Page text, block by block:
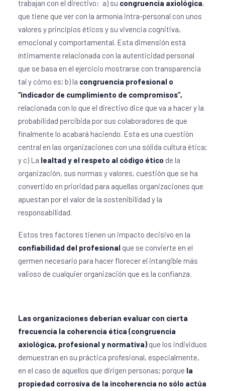
trabajan con el directivo: a) su congruencia axiológica,
que tiene que ver con la armonía intra-personal con unos
valores y principios éticos y su vivencia cognitiva,
emocional y comportamental. Esta dimensión está
íntimamente relacionada con la autenticidad personal
que se basa en el ejercicio mostrarse con transparencia
tal y cómo es; b) la congruencia profesional o
“indicador de cumplimiento de compromisos”,
relacionada con lo que el directivo dice que va a hacer y la
probabilidad percibida por sus colaboradores de que
finalmente lo acabará haciendo. Esta es una cuestión
central en las organizaciones con una sólida cultura ética;
y c) La lealtad y el respeto al código ético de la
organización, sus normas y valores, cuestión que se ha
convertido en prioridad para aquellas organizaciones que
apuestan por el valor de la sostenibilidad y la
responsabilidad.
Estos tres factores tienen un impacto decisivo en la
confiabilidad del profesional que se convierte en el
germen necesario para hacer florecer el intangible más
valioso de cualquier organización que es la confianza.
Las organizaciones deberían evaluar con cierta
frecuencia la coherencia ética (congruencia
axiológica, profesional y normativa)que los individuos
demuestran en su práctica profesional, especialmente,
en el caso de aquellos que dirigen personas; porque la
propiedad corrosiva de la incoherencia no sólo actúa